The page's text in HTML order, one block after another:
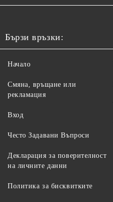
Бързи връзки:
Начало
Смяна, връщане или
рекламация
Вход
Често Задавани Въпроси
Декларация за поверителност
на личните данни
Политика за бисквитките